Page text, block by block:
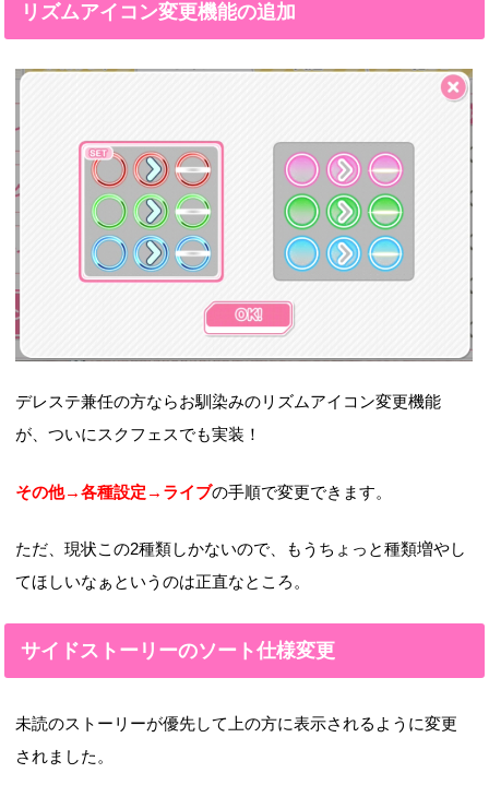
リズムアイコン変更機能の追加
デレステ兼任の方ならお馴染みのリズムアイコン変更機能
が、ついにスクフェスでも実装！
その他→各種設定→ライブの手順で変更できます。
ただ、現状この2種類しかないので、もうちょっと種類増やし
てほしいなぁというのは正直なところ。
サイドストーリーのソート仕様変更
未読のストーリーが優先して上の方に表示されるように変更
されました。